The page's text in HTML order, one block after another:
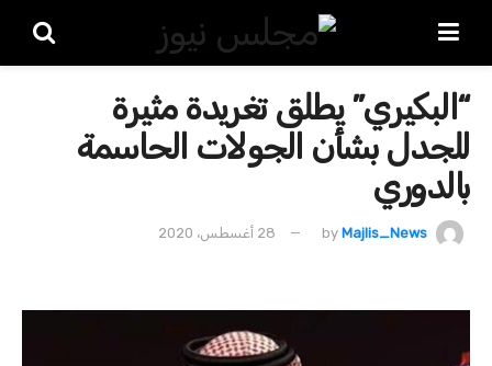
“البكيري” يطلق تغريدة مثيرة
للجدل بشأن الجولات الحاسمة
بالدوري
by Majlis_News 28 أغسطس، 2020